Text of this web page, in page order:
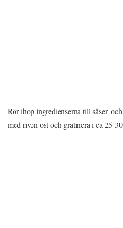
Rör ihop ingredienserna till såsen
med riven ost och gratinera i ca 25-